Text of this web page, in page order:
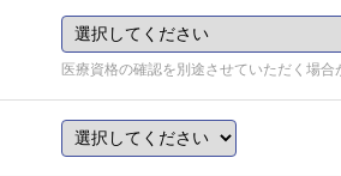
医療資格の確認を別途させていただく場合